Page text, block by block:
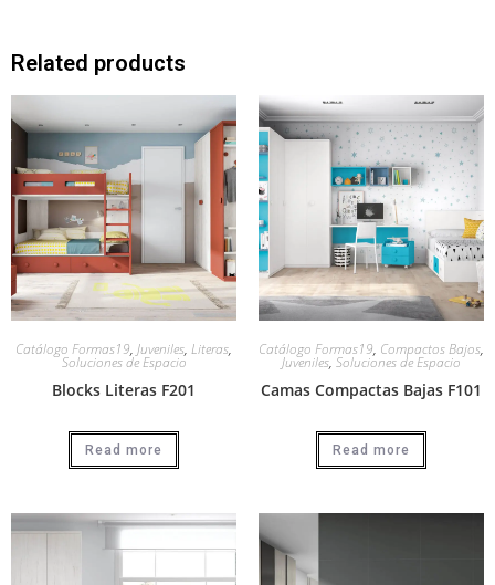
Related products
Catálogo Formas19, Juveniles, Literas,
Soluciones de Espacio
Blocks Literas F201
Read more
Catálogo Formas19, Compactos Bajos,
Juveniles, Soluciones de Espacio
Camas Compactas Bajas F101
Read more